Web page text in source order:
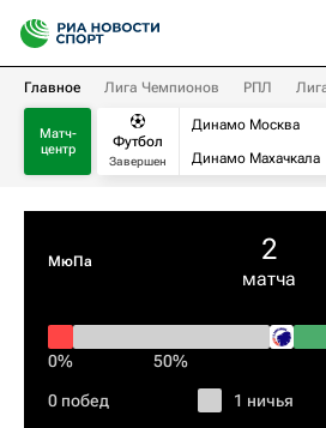
Главное Лига Чемпионов РПЛ
Матч-
центр
Футбол
Завершен
Динамо Москва
Динамо Махачкала
МюПа 2
матча
0% 50%
0 побед 1 ничья